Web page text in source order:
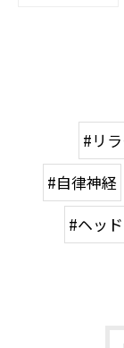
#リ
#自律神経
#ヘッ